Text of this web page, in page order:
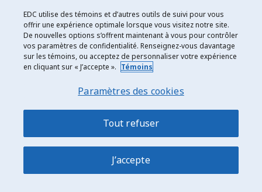
Il sera plus facile de
fidéliser votre clientèle,
tout spécialement si
votre produit requiert
un service après-vente.
professionnelles avec vos
fournisseurs, vos
partenaires et vos clients,
ce qui vous demandera du
temps et un engagement
sans équivoque.
économiser des coûts
marketing en utilisant
les mêmes systèmes
financiers et les
pour tous vos bureaux.
assume le risque pour les
filiales, un problème avec
l’une d’elles pourrait lui
occasionner des pertes.
EDC utilise des témoins et d’autres outils de suivi pour vous
offrir une expérience optimale lorsque vous visitez notre site.
De nouvelles options s’offrent maintenant à vous pour contrôler
vos paramètres de confidentialité. Renseignez-vous davantage
sur les témoins, ou acceptez de personnaliser votre expérience
en cliquant sur « J’accepte ». Témoins
Paramètres des cookies
Tout refuser
J’accepte